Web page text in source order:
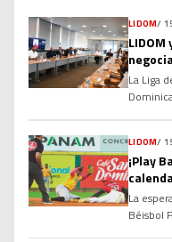
LIDOM/
LIDOM
del
La Liga
diálogo
LIDOM/
¡Play
La
Béisbol